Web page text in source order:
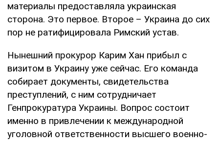
материалы предоставляла украинская
сторона. Это первое. Второе – Украина до сих
пор не ратифицировала Римский устав.
Нынешний прокурор Карим Хан прибыл с
визитом в Украину уже сейчас. Его команда
собирает документы, свидетельства
преступлений, с ним сотрудничает
Генпрокуратура Украины. Вопрос состоит
именно в привлечении к международной
уголовной ответственности высшего военно-